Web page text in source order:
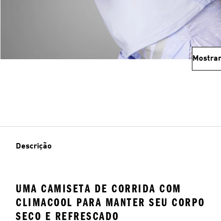
Descrição
UMA CAMISETA DE CORRIDA COM
CLIMACOOL PARA MANTER SEU CORPO
SECO E REFRESCADO